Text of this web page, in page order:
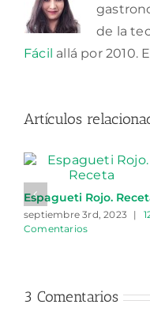
de la
Fácil allá por 2010.
Artículos
Espagueti Rojo.
septiembre 3rd, 2023 |
Comentarios
3 Comentarios